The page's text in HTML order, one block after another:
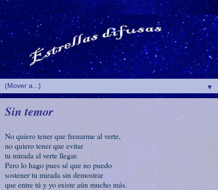
▼
Sin temor
No quiero tener que frenarme al verte,
no quiero tener que evitar
tu mirada al verte llegar.
Pero lo hago pues sé que no puedo
sostener tu mirada sin demostrar
que entre tú y yo existe aún mucho más.